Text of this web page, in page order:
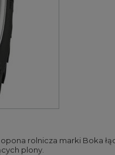
rolnicza marki Boka
plony.